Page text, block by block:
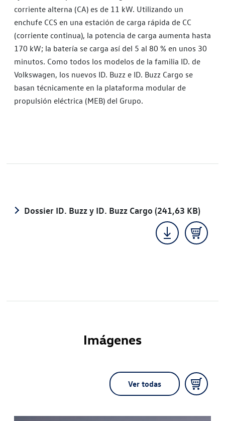
corriente alterna (CA) es de 11 kW. Utilizando un
enchufe CCS en una estación de carga rápida de CC
(corriente continua), la potencia de carga aumenta hasta
170 kW; la batería se carga así del 5 al 80 % en unos 30
minutos. Como todos los modelos de la familia ID. de
Volkswagen, los nuevos ID. Buzz e ID. Buzz Cargo se
basan técnicamente en la plataforma modular de
propulsión eléctrica (MEB) del Grupo.
Dossier ID. Buzz y ID. Buzz Cargo (241,63 KB)
Imágenes
Ver todas